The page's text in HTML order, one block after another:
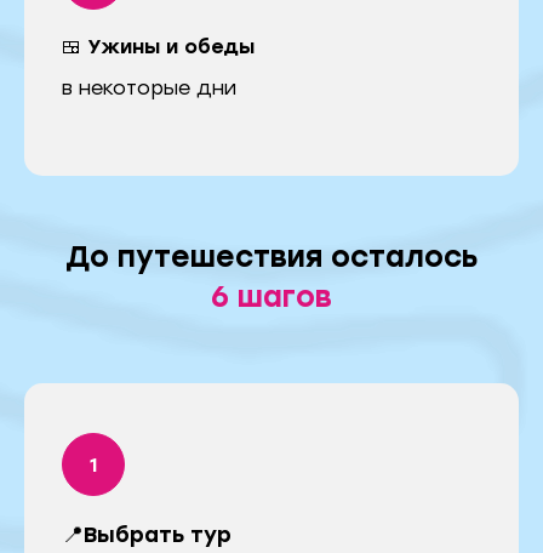
🍱 Ужины и обеды
в некоторые дни
До путешествия осталось
6 шагов
📍Выбрать тур
данныхв соответствии сполитикой